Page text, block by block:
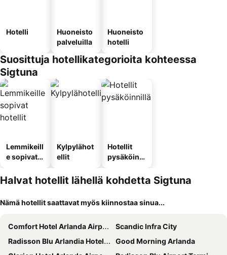
Hotelli
Huoneisto
palveluilla
Huoneisto
hotelli
Suosittuja hotellikategorioita kohteessa
Sigtuna
Lemmikeill
e sopivat
Kylpylähot
ellit
Hotellit
pysäköinni
Halvat hotellit lähellä kohdetta Sigtuna
Nämä hotellit saattavat myös kiinnostaa sinua...
Comfort Hotel Arlanda Airport Terminal
Scandic Infra City
Radisson Blu Arlandia Hotel, Stockholm-Arlanda
Good Morning Arlanda